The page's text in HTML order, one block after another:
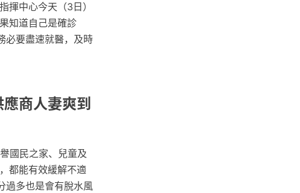
揮中心今天（3日）
知道自己是確診
必要盡速就醫，及時
商人妻爽到
國民之家、兒童及
都能有效緩解不適
過多也是會有脫水風